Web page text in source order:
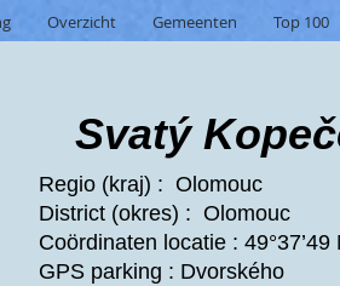
Overzicht Gemeenten Top 100
Svatý
Regio (kraj) : Olomouc
District (okres) : Olomouc
Coördinaten locatie : 49°37’49
GPS parking : Dvorského